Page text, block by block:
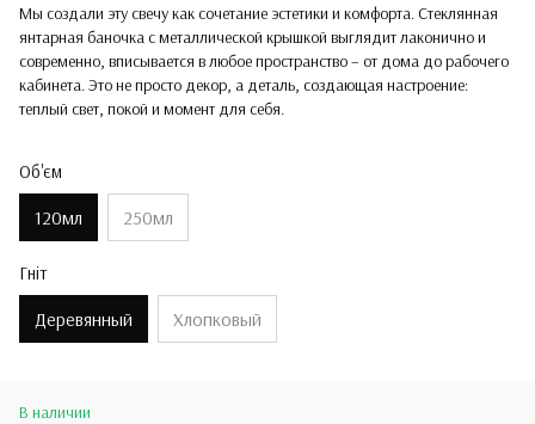
Мы создали эту свечу как сочетание эстетики и комфорта. Стеклянная
янтарная баночка с металлической крышкой выглядит лаконично и
современно, вписывается в любое пространство – от дома до рабочего
кабинета. Это не просто декор, а деталь, создающая настроение:
теплый свет, покой и момент для себя.
Об'єм
120мл 250мл
Гніт
Деревянный Хлопковый
В наличии